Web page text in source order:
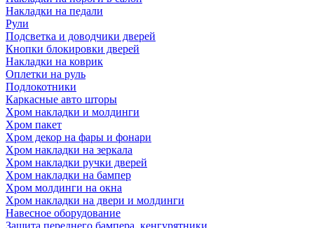
Накладки на педали
Рули
Подсветка и доводчики дверей
Кнопки блокировки дверей
Накладки на коврик
Оплетки на руль
Подлокотники
Каркасные авто шторы
Хром накладки и молдинги
Хром пакет
Хром декор на фары и фонари
Хром накладки на зеркала
Хром накладки ручки дверей
Хром накладки на бампер
Хром молдинги на окна
Хром накладки на двери и молдинги
Навесное оборудование
Защита переднего бампера, кенгурятники